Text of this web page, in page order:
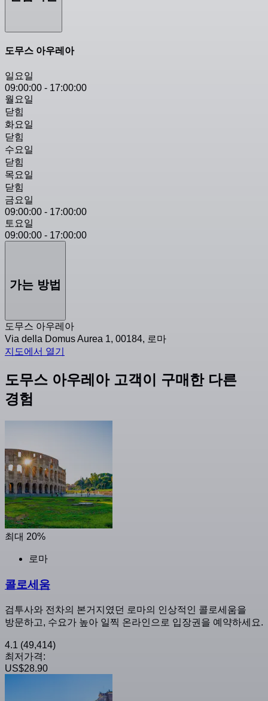
도무스 아우레아
일요일
09:00:00 - 17:00:00
월요일
닫힘
화요일
닫힘
수요일
닫힘
목요일
닫힘
금요일
09:00:00 - 17:00:00
토요일
09:00:00 - 17:00:00
가는 방법
도무스 아우레아
Via della Domus Aurea 1, 00184, 로마
지도에서 열기
도무스 아우레아 고객이 구매한 다른
경험
최대 20%
로마
콜로세움
검투사와 전차의 본거지였던 로마의 인상적인 콜로세움을
방문하고, 수요가 높아 일찍 온라인으로 입장권을 예약하세요.
4.1 (49,414)
최저가격:
US$28.90